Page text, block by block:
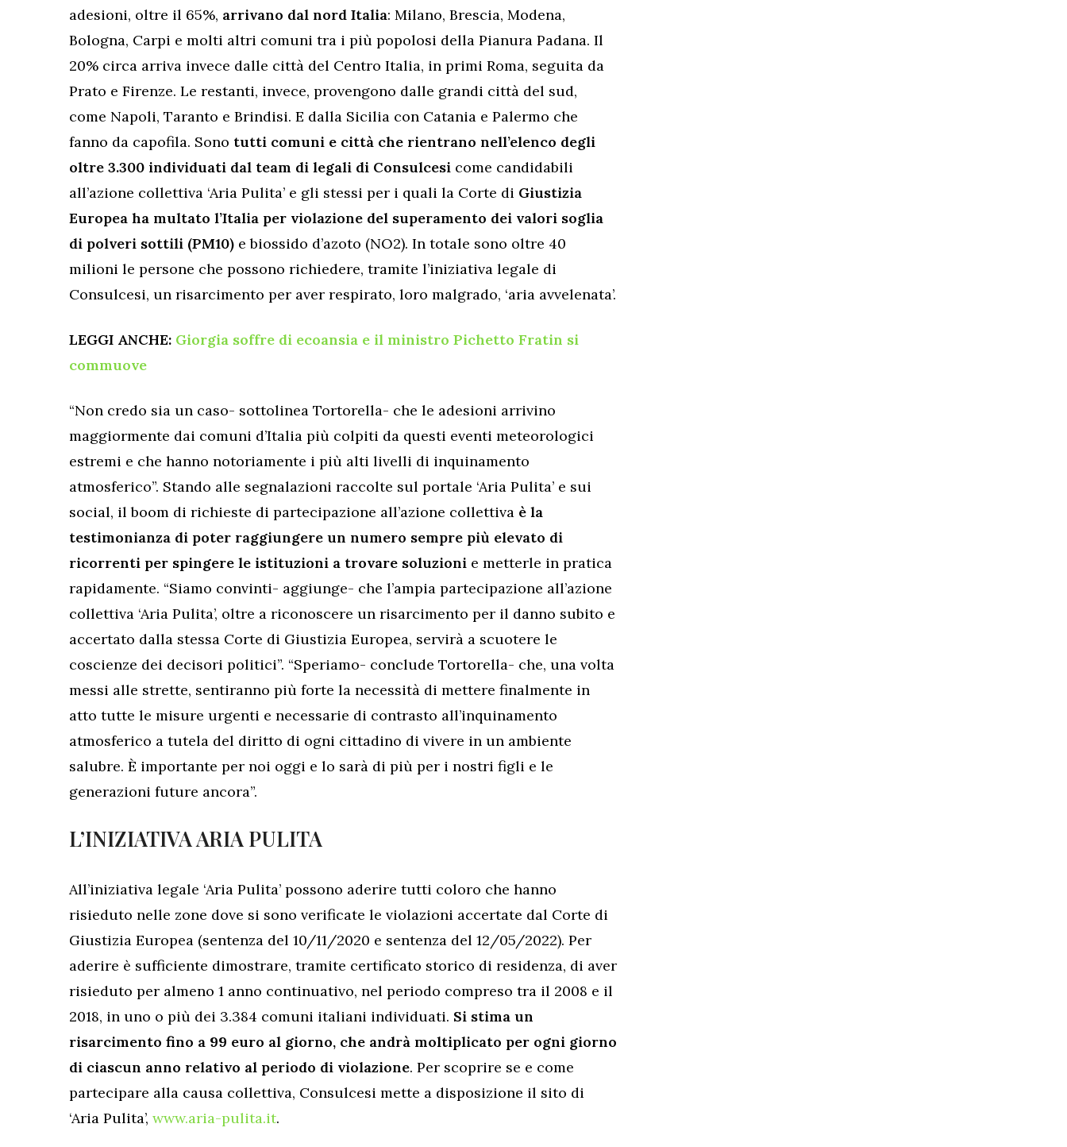
adesioni, oltre il 65%, arrivano dal nord Italia: Milano, Brescia, Modena,
Bologna, Carpi e molti altri comuni tra i più popolosi della Pianura Padana. Il
20% circa arriva invece dalle città del Centro Italia, in primi Roma, seguita da
Prato e Firenze. Le restanti, invece, provengono dalle grandi città del sud,
come Napoli, Taranto e Brindisi. E dalla Sicilia con Catania e Palermo che
fanno da capofila. Sono tutti comuni e città che rientrano nell’elenco degli
oltre 3.300 individuati dal team di legali di Consulcesi come candidabili
all’azione collettiva ‘Aria Pulita’ e gli stessi per i quali la Corte di Giustizia
Europea ha multato l’Italia per violazione del superamento dei valori soglia
di polveri sottili (PM10) e biossido d’azoto (NO2). In totale sono oltre 40
milioni le persone che possono richiedere, tramite l’iniziativa legale di
Consulcesi, un risarcimento per aver respirato, loro malgrado, ‘aria avvelenata’.
LEGGI ANCHE: Giorgia soffre di ecoansia e il ministro Pichetto Fratin si
commuove
“Non credo sia un caso- sottolinea Tortorella- che le adesioni arrivino
maggiormente dai comuni d’Italia più colpiti da questi eventi meteorologici
estremi e che hanno notoriamente i più alti livelli di inquinamento
atmosferico”. Stando alle segnalazioni raccolte sul portale ‘Aria Pulita’ e sui
social, il boom di richieste di partecipazione all’azione collettiva è la
testimonianza di poter raggiungere un numero sempre più elevato di
ricorrenti per spingere le istituzioni a trovare soluzioni e metterle in pratica
rapidamente. “Siamo convinti- aggiunge- che l’ampia partecipazione all’azione
collettiva ‘Aria Pulita’, oltre a riconoscere un risarcimento per il danno subito e
accertato dalla stessa Corte di Giustizia Europea, servirà a scuotere le
coscienze dei decisori politici”. “Speriamo- conclude Tortorella- che, una volta
messi alle strette, sentiranno più forte la necessità di mettere finalmente in
atto tutte le misure urgenti e necessarie di contrasto all’inquinamento
atmosferico a tutela del diritto di ogni cittadino di vivere in un ambiente
salubre. È importante per noi oggi e lo sarà di più per i nostri figli e le
generazioni future ancora”.
L’INIZIATIVA ARIA PULITA
All’iniziativa legale ‘Aria Pulita’ possono aderire tutti coloro che hanno
risieduto nelle zone dove si sono verificate le violazioni accertate dal Corte di
Giustizia Europea (sentenza del 10/11/2020 e sentenza del 12/05/2022). Per
aderire è sufficiente dimostrare, tramite certificato storico di residenza, di aver
risieduto per almeno 1 anno continuativo, nel periodo compreso tra il 2008 e il
2018, in uno o più dei 3.384 comuni italiani individuati. Si stima un
risarcimento fino a 99 euro al giorno, che andrà moltiplicato per ogni giorno
di ciascun anno relativo al periodo di violazione. Per scoprire se e come
partecipare alla causa collettiva, Consulcesi mette a disposizione il sito di
‘Aria Pulita’, www.aria-pulita.it.